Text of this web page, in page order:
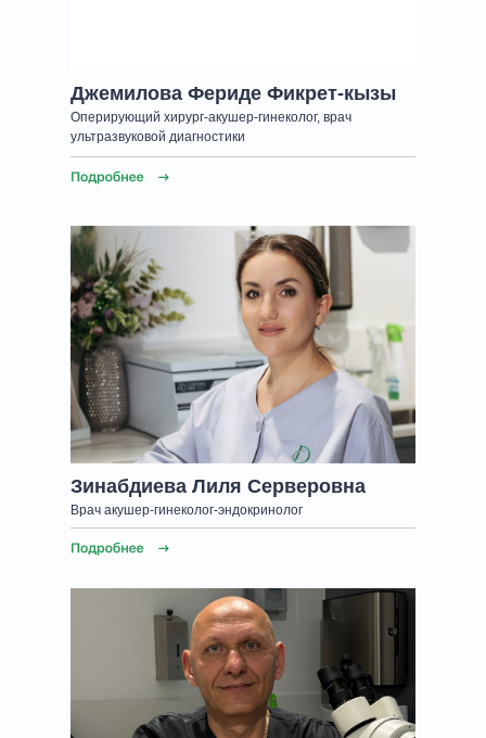
Джемилова Фериде Фикрет-кызы
Оперирующий хирург-акушер-гинеколог, врач
ультразвуковой диагностики
Зинабдиева Лиля Серверовна
Врач акушер-гинеколог-эндокринолог